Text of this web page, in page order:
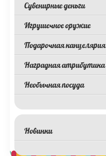
Сувенирные деньги
Игрушечное оружие
Подарочная канцелярия
Наградная атрибутика
Необычная посуда
Новинки